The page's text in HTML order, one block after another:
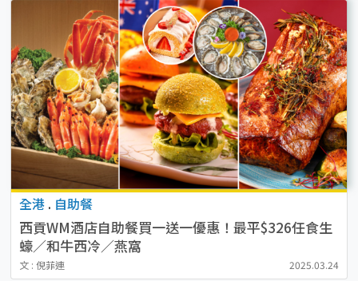
全港 . 自助餐
西貢WM酒店自助餐買一送一優惠！最平$326任食生
蠔／和牛西冷／燕窩
文 : 倪菲連 2025.03.24